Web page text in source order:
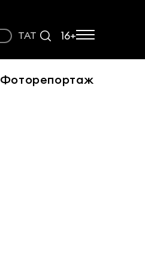
ТАТ 16+
Фоторепортаж